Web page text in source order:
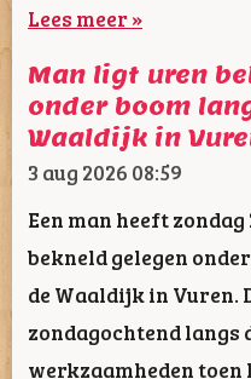
Lees meer »
Man ligt uren
onder boom
Waaldijk in
3 aug 2026 08:59
Een man heeft
bekneld gelegen
de Waaldijk in Vuren.
zondagochtend langs
werkzaamheden